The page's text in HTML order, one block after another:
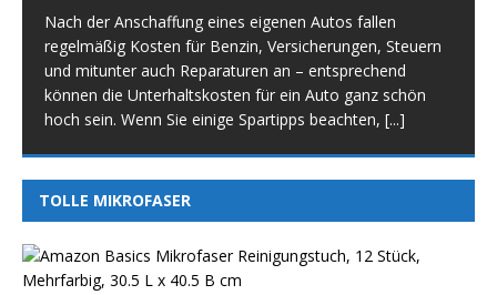
Nach der Anschaffung eines eigenen Autos fallen
regelmäßig Kosten für Benzin, Versicherungen, Steuern
und mitunter auch Reparaturen an – entsprechend
können die Unterhaltskosten für ein Auto ganz schön
hoch sein. Wenn Sie einige Spartipps beachten, [...]
TOLLE MIKROFASER